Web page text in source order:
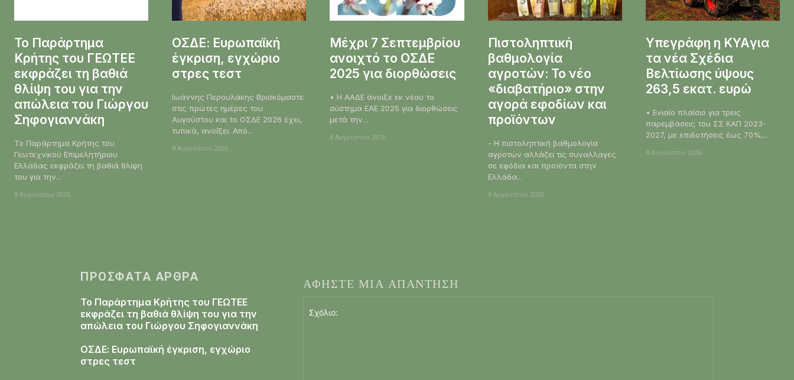
Το Παράρτημα
Κρήτης του ΓΕΩΤΕΕ
εκφράζει τη βαθιά
θλίψη του για την
απώλεια του Γιώργου
Σηφογιαννάκη
Το Παράρτημα Κρήτης του
Γεωτεχνικού Επιμελητήριου
Ελλάδας εκφράζει τη βαθιά θλίψη
του για την...
8 Αυγούστου 2026
ΟΣΔΕ: Ευρωπαϊκή
έγκριση, εγχώριο
στρες τεστ
Ιωάννης Περουλάκης Βρισκόμαστε
στις πρώτες ημέρες του
Αυγούστου και το ΟΣΔΕ 2026 έχει,
τυπικά, ανοίξει. Από...
8 Αυγούστου 2026
Μέχρι 7 Σεπτεμβρίου
ανοιχτό το ΟΣΔΕ
2025 για διορθώσεις
• Η ΑΑΔΕ άνοιξε εκ νέου το
σύστημα ΕΑΕ 2025 για διορθώσεις
μετά την...
8 Αυγούστου 2026
Πιστοληπτική
βαθμολογία
αγροτών: Το νέο
«διαβατήριο» στην
αγορά εφοδίων και
προϊόντων
- Η πιστοληπτική βαθμολογία
αγροτών αλλάζει τις συναλλαγές
σε εφόδια και προϊόντα στην
Ελλάδα...
8 Αυγούστου 2026
Υπεγράφη η KYAγια
τα νέα Σχέδια
Βελτίωσης ύψους
263,5 εκατ. ευρώ
• Ενιαίο πλαίσιο για τρεις
παρεμβάσεις του ΣΣ ΚΑΠ 2023-
2027, με επιδοτήσεις έως 70%,...
8 Αυγούστου 2026
ΠΡΌΣΦΑΤΑ ΆΡΘΡΑ
Το Παράρτημα Κρήτης του ΓΕΩΤΕΕ
εκφράζει τη βαθιά θλίψη του για την
απώλεια του Γιώργου Σηφογιαννάκη
ΟΣΔΕ: Ευρωπαϊκή έγκριση, εγχώριο
στρες τεστ
ΑΦΗΣΤΕ ΜΙΑ ΑΠΑΝΤΗΣΗ